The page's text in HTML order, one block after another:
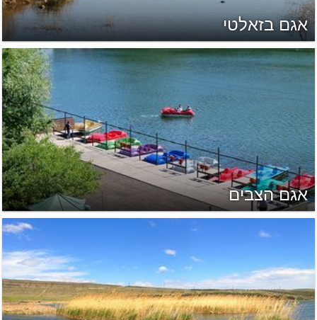
אגם בזאלטי
אגם הצבים